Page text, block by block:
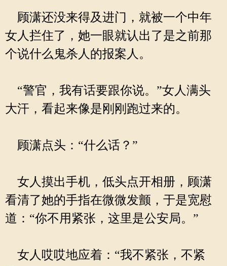
顾潇还没来得及进门，就被一个中年
女人拦住了，她一眼就认出了是之前那
个说什么鬼杀人的报案人。
“警官，我有话要跟你说。”女人满头
大汗，看起来像是刚刚跑过来的。
顾潇点头：“什么话？”
女人摸出手机，低头点开相册，顾潇
看清了她的手指在微微发颤，于是宽慰
道：“你不用紧张，这里是公安局。”
女人哎哎地应着：“我不紧张，不紧